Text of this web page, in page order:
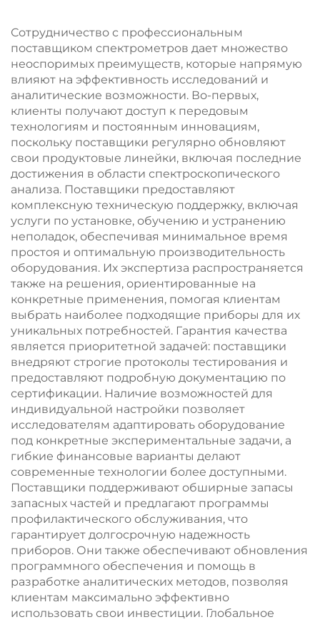
Сотрудничество с профессиональным
поставщиком спектрометров дает множество
неоспоримых преимуществ, которые напрямую
влияют на эффективность исследований и
аналитические возможности. Во-первых,
клиенты получают доступ к передовым
технологиям и постоянным инновациям,
поскольку поставщики регулярно обновляют
свои продуктовые линейки, включая последние
достижения в области спектроскопического
анализа. Поставщики предоставляют
комплексную техническую поддержку, включая
услуги по установке, обучению и устранению
неполадок, обеспечивая минимальное время
простоя и оптимальную производительность
оборудования. Их экспертиза распространяется
также на решения, ориентированные на
конкретные применения, помогая клиентам
выбрать наиболее подходящие приборы для их
уникальных потребностей. Гарантия качества
является приоритетной задачей: поставщики
внедряют строгие протоколы тестирования и
предоставляют подробную документацию по
сертификации. Наличие возможностей для
индивидуальной настройки позволяет
исследователям адаптировать оборудование
под конкретные экспериментальные задачи, а
гибкие финансовые варианты делают
современные технологии более доступными.
Поставщики поддерживают обширные запасы
запасных частей и предлагают программы
профилактического обслуживания, что
гарантирует долгосрочную надежность
приборов. Они также обеспечивают обновления
программного обеспечения и помощь в
разработке аналитических методов, позволяя
клиентам максимально эффективно
использовать свои инвестиции. Глобальное